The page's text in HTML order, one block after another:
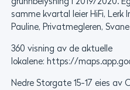
grunnbelysning i 2019/2020.
samme kvartal leier HiFi, Lerk
Pauline, Privatmegleren,
360 visning av de aktuelle
lokalene: https://
Nedre Storgate 15-17 eies av